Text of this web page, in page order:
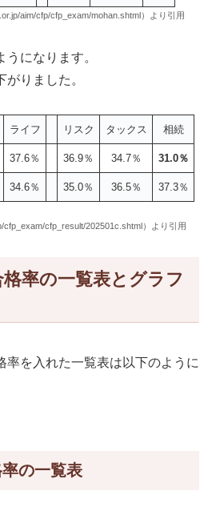
aim/cfp/cfp_exam/mohan.shtml）より引用
になります。
がりました。
ライフ リスク タックス 相続
37.6％ 36.9％ 34.7％ 31.0％
34.6％ 35.0％ 36.5％ 37.3％
cfp_exam/cfp_result/202501c.shtml）より引用
率の一覧表とグラフ
率を入れた一覧表は以下のように
の一覧表